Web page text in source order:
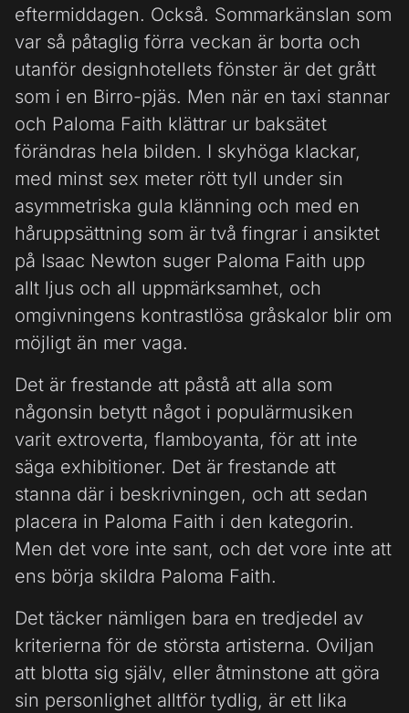
eftermiddagen. Också. Sommarkänslan som
var så påtaglig förra veckan är borta och
utanför designhotellets fönster är det grått
som i en Birro-pjäs. Men när en taxi stannar
och Paloma Faith klättrar ur baksätet
förändras hela bilden. I skyhöga klackar,
med minst sex meter rött tyll under sin
asymmetriska gula klänning och med en
håruppsättning som är två fingrar i ansiktet
på Isaac Newton suger Paloma Faith upp
allt ljus och all uppmärksamhet, och
omgivningens kontrastlösa gråskalor blir om
möjligt än mer vaga.
Det är frestande att påstå att alla som
någonsin betytt något i populärmusiken
varit extroverta, flamboyanta, för att inte
säga exhibitioner. Det är frestande att
stanna där i beskrivningen, och att sedan
placera in Paloma Faith i den kategorin.
Men det vore inte sant, och det vore inte att
ens börja skildra Paloma Faith.
Det täcker nämligen bara en tredjedel av
kriterierna för de största artisterna. Oviljan
att blotta sig själv, eller åtminstone att göra
sin personlighet alltför tydlig, är ett lika